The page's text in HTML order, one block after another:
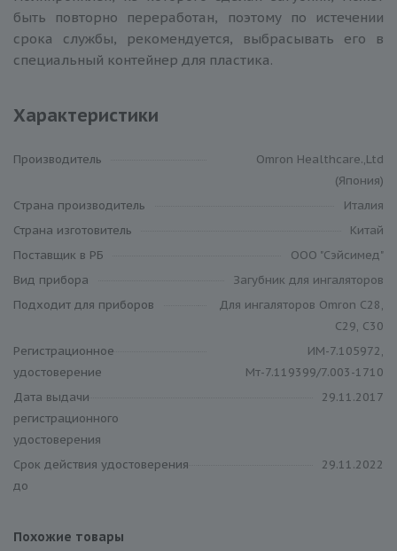
быть повторно переработан, поэтому по истечении
срока службы, рекомендуется, выбрасывать его в
специальный контейнер для пластика.
Характеристики
Производитель
Omron Healthcare.,Ltd
(Япония)
Cтрана производитель
Италия
Страна изготовитель
Китай
Поставщик в РБ
ООО "Сэйсимед"
Вид прибора
Загубник для ингаляторов
Подходит для приборов
Для ингаляторов Omron C28,
C29, C30
Регистрационное
удостоверение
ИМ-7.105972,
Мт-7.119399/7.003-1710
Дата выдачи
регистрационного
удостоверения
29.11.2017
Срок действия удостоверения
до
29.11.2022
Похожие товары